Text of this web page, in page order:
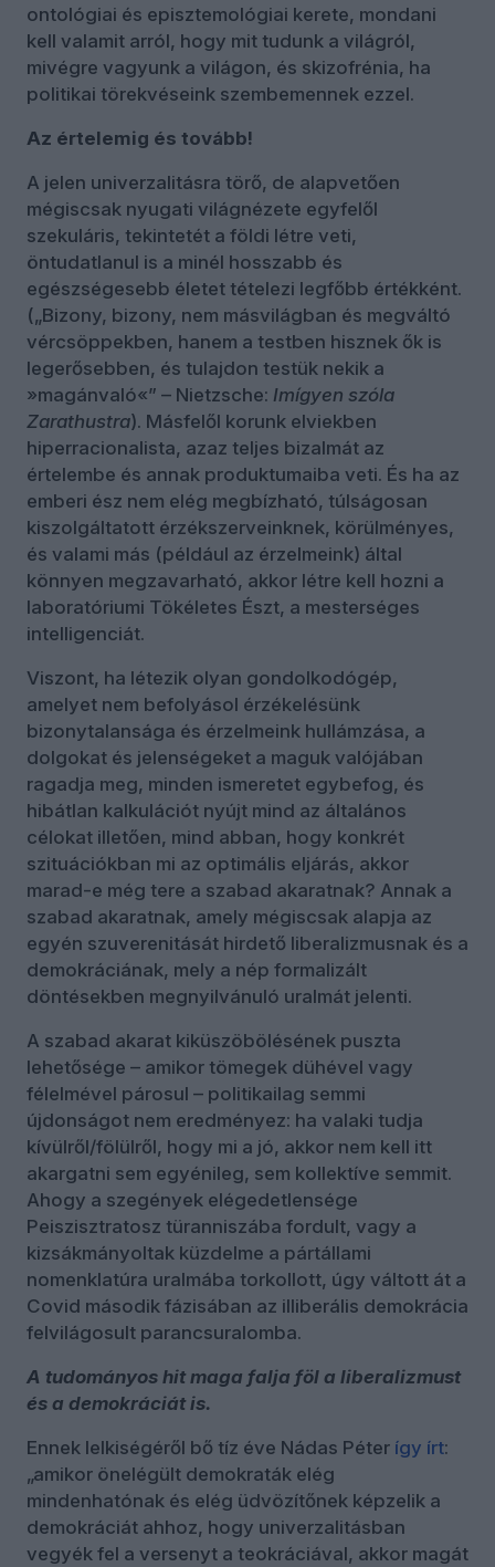
ontológiai és episztemológiai kerete, mondani
kell valamit arról, hogy mit tudunk a világról,
mivégre vagyunk a világon, és skizofrénia, ha
politikai törekvéseink szembemennek ezzel.
Az értelemig és tovább!
A jelen univerzalitásra törő, de alapvetően
mégiscsak nyugati világnézete egyfelől
szekuláris, tekintetét a földi létre veti,
öntudatlanul is a minél hosszabb és
egészségesebb életet tételezi legfőbb értékként.
(„Bizony, bizony, nem másvilágban és megváltó
vércsöppekben, hanem a testben hisznek ők is
legerősebben, és tulajdon testük nekik a
»magánvaló«” – Nietzsche: Imígyen szóla
Zarathustra). Másfelől korunk elviekben
hiperracionalista, azaz teljes bizalmát az
értelembe és annak produktumaiba veti. És ha az
emberi ész nem elég megbízható, túlságosan
kiszolgáltatott érzékszerveinknek, körülményes,
és valami más (például az érzelmeink) által
könnyen megzavarható, akkor létre kell hozni a
laboratóriumi Tökéletes Észt, a mesterséges
intelligenciát.
Viszont, ha létezik olyan gondolkodógép,
amelyet nem befolyásol érzékelésünk
bizonytalansága és érzelmeink hullámzása, a
dolgokat és jelenségeket a maguk valójában
ragadja meg, minden ismeretet egybefog, és
hibátlan kalkulációt nyújt mind az általános
célokat illetően, mind abban, hogy konkrét
szituációkban mi az optimális eljárás, akkor
marad-e még tere a szabad akaratnak? Annak a
szabad akaratnak, amely mégiscsak alapja az
egyén szuverenitását hirdető liberalizmusnak és a
demokráciának, mely a nép formalizált
döntésekben megnyilvánuló uralmát jelenti.
A szabad akarat kiküszöbölésének puszta
lehetősége – amikor tömegek dühével vagy
félelmével párosul – politikailag semmi
újdonságot nem eredményez: ha valaki tudja
kívülről/fölülről, hogy mi a jó, akkor nem kell itt
akargatni sem egyénileg, sem kollektíve semmit.
Ahogy a szegények elégedetlensége
Peiszisztratosz türanniszába fordult, vagy a
kizsákmányoltak küzdelme a pártállami
nomenklatúra uralmába torkollott, úgy váltott át a
Covid második fázisában az illiberális demokrácia
felvilágosult parancsuralomba.
A tudományos hit maga falja föl a liberalizmust
és a demokráciát is.
Ennek lelkiségéről bő tíz éve Nádas Péter így írt:
„amikor önelégült demokraták elég
mindenhatónak és elég üdvözítőnek képzelik a
demokráciát ahhoz, hogy univerzalitásban
vegyék fel a versenyt a teokráciával, akkor magát